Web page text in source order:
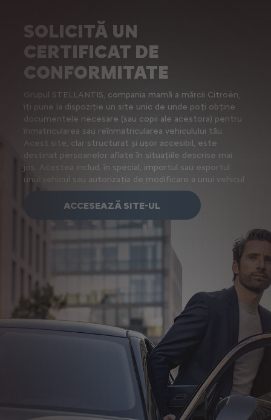
SOLICITĂ UN
CERTIFICAT DE
CONFORMITATE
Grupul STELLANTIS, compania mamă a mărcii Citroën,
îți pune la dispoziție un site unic de unde poți obține
documentele necesare (sau copii ale acestora) pentru
înmatricularea sau reînmatricularea vehiculului tău.
Acest site, clar structurat și ușor accesibil, este
destinat persoanelor aflate în situațiile descrise mai
jos. Acestea includ, în special, importul sau exportul
unui vehicul sau autorizația de modificare a unui vehicul.
ACCESEAZĂ SITE-UL